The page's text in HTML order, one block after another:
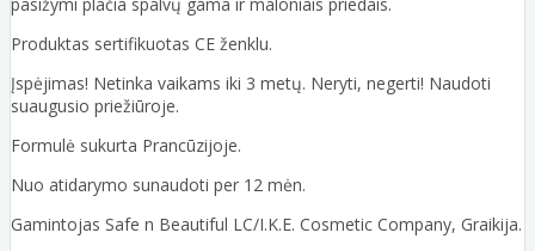
Produktas sertifikuotas CE ženklu.
Įspėjimas! Netinka vaikams iki 3 metų. Neryti, negerti! Naudoti
suaugusio priežiūroje.
Formulė sukurta Prancūzijoje.
Nuo atidarymo sunaudoti per 12 mėn.
Gamintojas Safe n Beautiful LC/I.K.E. Cosmetic Company, Graikija.